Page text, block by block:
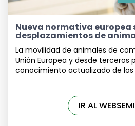
Nueva normativa europea
desplazamientos de
La movilidad de animales de
Unión Europea y desde terceros
conocimiento actualizado de los
IR AL